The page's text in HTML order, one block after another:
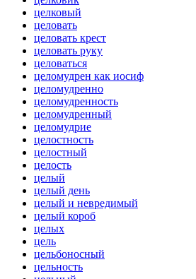
целковый
целовать
целовать крест
целовать руку
целоваться
целомудрен как иосиф
целомудренно
целомудренность
целомудренный
целомудрие
целостность
целостный
целость
целый
целый день
целый и невредимый
целый короб
целых
цель
цельбоносный
цельность